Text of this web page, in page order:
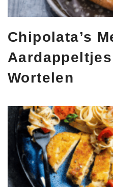
Chipolata’s
Wortelen